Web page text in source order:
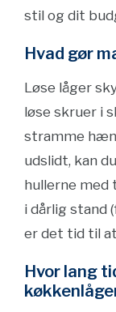
stil og dit
Hvad gør
Løse låger
løse skruer i
stramme
udslidt, kan
hullerne med
i dårlig stand
er det tid til
Hvor lang